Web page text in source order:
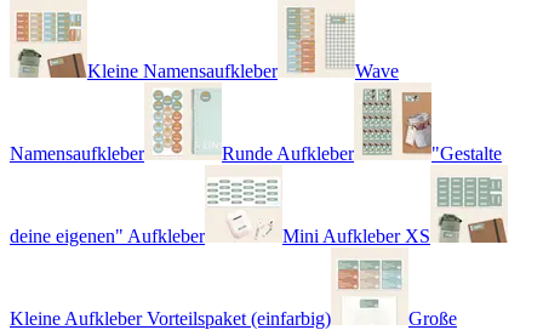
Kleine Namensaufkleber Wave
Namensaufkleber Runde Aufkleber "Gestalte
deine eigenen" Aufkleber Mini Aufkleber XS
Kleine Aufkleber Vorteilspaket (einfarbig) Große